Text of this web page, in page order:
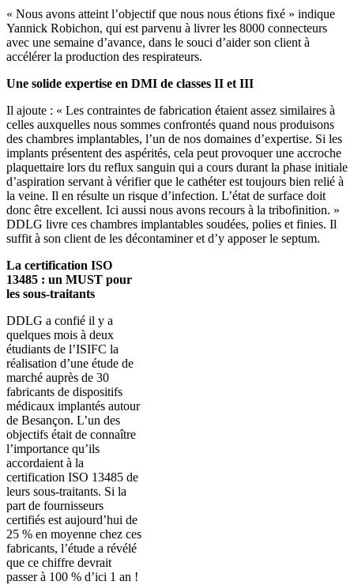
« Nous avons atteint l’objectif que nous nous étions fixé » indique
Yannick Robichon, qui est parvenu à livrer les 8000 connecteurs
avec une semaine d’avance, dans le souci d’aider son client à
accélérer la production des respirateurs.
Une solide expertise en DMI de classes II et III
Il ajoute : « Les contraintes de fabrication étaient assez similaires à
celles auxquelles nous sommes confrontés quand nous produisons
des chambres implantables, l’un de nos domaines d’expertise. Si les
implants présentent des aspérités, cela peut provoquer une accroche
plaquettaire lors du reflux sanguin qui a cours durant la phase initiale
d’aspiration servant à vérifier que le cathéter est toujours bien relié à
la veine. Il en résulte un risque d’infection. L’état de surface doit
donc être excellent. Ici aussi nous avons recours à la tribofinition. »
DDLG livre ces chambres implantables soudées, polies et finies. Il
suffit à son client de les décontaminer et d’y apposer le septum.
La certification ISO
13485 : un MUST pour
les sous-traitants
DDLG a confié il y a
quelques mois à deux
étudiants de l’ISIFC la
réalisation d’une étude de
marché auprès de 30
fabricants de dispositifs
médicaux implantés autour
de Besançon. L’un des
objectifs était de connaître
l’importance qu’ils
accordaient à la
certification ISO 13485 de
leurs sous-traitants. Si la
part de fournisseurs
certifiés est aujourd’hui de
25 % en moyenne chez ces
fabricants, l’étude a révélé
que ce chiffre devrait
passer à 100 % d’ici 1 an !